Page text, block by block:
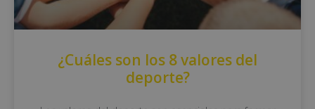
¿Cuáles son los 8 valores del
deporte?